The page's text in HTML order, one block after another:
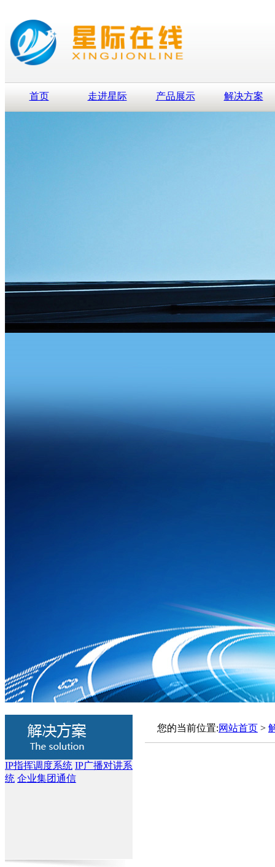
首页 走进星际 产品展示 解决方案
IP指挥调度系统 IP广播对讲系
统 企业集团通信
您的当前位置:网站首页 >